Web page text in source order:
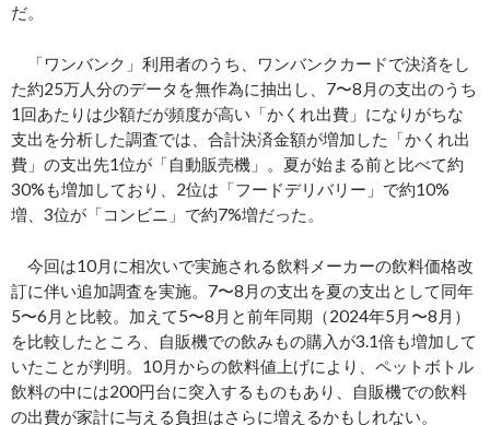
だ。
「ワンバンク」利用者のうち、ワンバンクカードで決済をし
た約25万人分のデータを無作為に抽出し、7〜8月の支出のうち
1回あたりは少額だが頻度が高い「かくれ出費」になりがちな
支出を分析した調査では、合計決済金額が増加した「かくれ出
費」の支出先1位が「自動販売機」。夏が始まる前と比べて約
30%も増加しており、2位は「フードデリバリー」で約10%
増、3位が「コンビニ」で約7%増だった。
今回は10月に相次いで実施される飲料メーカーの飲料価格改
訂に伴い追加調査を実施。7〜8月の支出を夏の支出として同年
5〜6月と比較。加えて5〜8月と前年同期（2024年5月〜8月）
を比較したところ、自販機での飲みもの購入が3.1倍も増加して
いたことが判明。10月からの飲料値上げにより、ペットボトル
飲料の中には200円台に突入するものもあり、自販機での飲料
の出費が家計に与える負担はさらに増えるかもしれない。